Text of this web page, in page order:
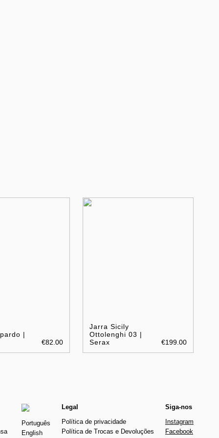
|
€82.00
Jarra Sicily
Ottolenghi 03 |
Serax
€199.00
Português
English
Legal
Política de privacidade
Política de Trocas e Devoluções
Siga-nos
Instagram
Facebook